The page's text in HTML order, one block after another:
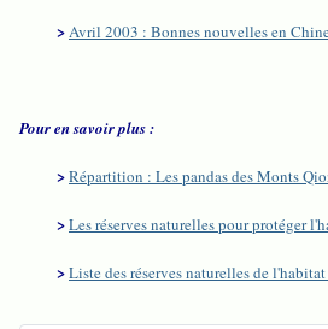
>Avril 2003 : Bonnes nouvelles en
Pour en savoir plus :
>Répartition : Les pandas des Monts
>Les réserves naturelles pour protéger
>Liste des réserves naturelles de